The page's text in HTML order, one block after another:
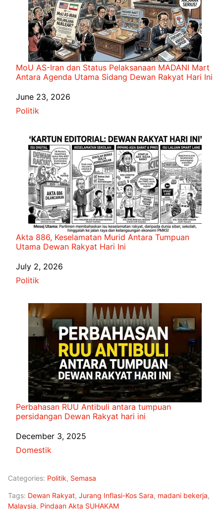
MoU AS-Iran dan Status Pelaksanaan MADANI Mart
Antara Agenda Utama Sidang Dewan Rakyat Hari Ini
Date
June 23, 2026
In relation to
Politik
Akta 886, Keselamatan Murid Antara Tumpuan
Utama Dewan Rakyat Hari Ini
Date
July 2, 2026
In relation to
Politik
Perbahasan RUU Antibuli antara tumpuan
persidangan Dewan Rakyat hari ini
Date
December 3, 2025
In relation to
Domestik
Categories: Politik, Semasa
Tags: Dewan Rakyat, Jurang Inflasi-Kos Sara, madani bekerja,
Malaysia, Pindaan Akta SUHAKAM